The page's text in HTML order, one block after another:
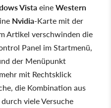
VistaeineWestern
Nvidia-Karte mit der
Artikel verschwinden die
Panel im Startmenü,
der Menüpunkt
mit Rechtsklick
die Kombination aus
viele Versuche